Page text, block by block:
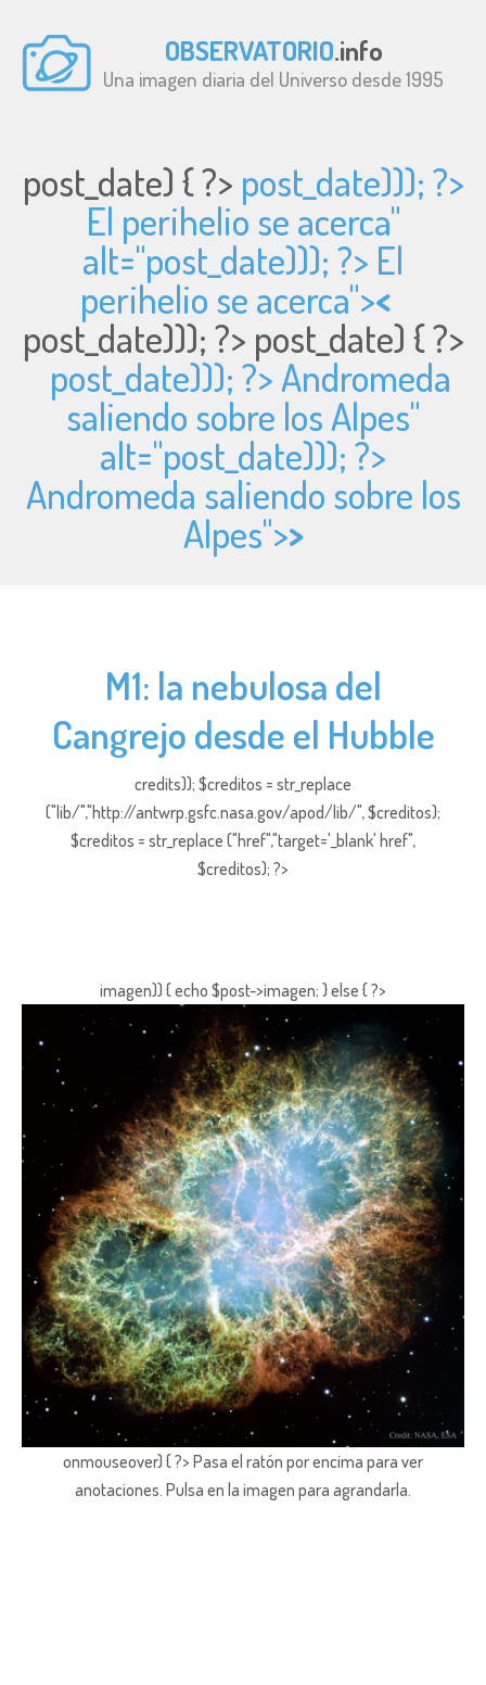
OBSERVATORIO.info
Una imagen diaria del Universo desde 1995
post_date) { ?> post_date))); ?>
El perihelio se acerca"
alt="post_date))); ?> El
perihelio se acerca"><
post_date))); ?> post_date) { ?>
post_date))); ?> Andromeda
saliendo sobre los Alpes"
alt="post_date))); ?>
Andromeda saliendo sobre los
Alpes">>
M1: la nebulosa del
Cangrejo desde el Hubble
credits)); $creditos = str_replace
("lib/","http://antwrp.gsfc.nasa.gov/apod/lib/", $creditos);
$creditos = str_replace ("href","target='_blank' href",
$creditos); ?>
imagen)) { echo $post->imagen; } else { ?>
onmouseover) { ?> Pasa el ratón por encima para ver
anotaciones. Pulsa en la imagen para agrandarla.